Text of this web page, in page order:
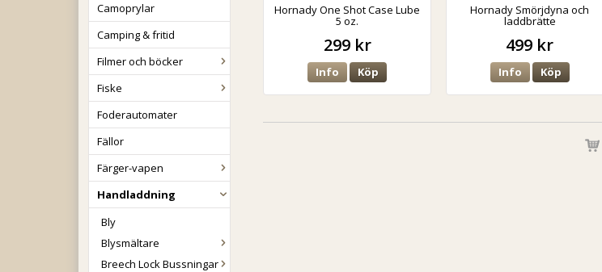
Camoprylar
Camping & fritid
Filmer och böcker
Fiske
Foderautomater
Fällor
Färger-vapen
Handladdning
Bly
Blysmältare
Breech Lock Bussningar
Hornady One Shot Case Lube
5 oz.
299 kr
Info Köp
Hornady Smörjdyna och
laddbrätte
499 kr
Info Köp